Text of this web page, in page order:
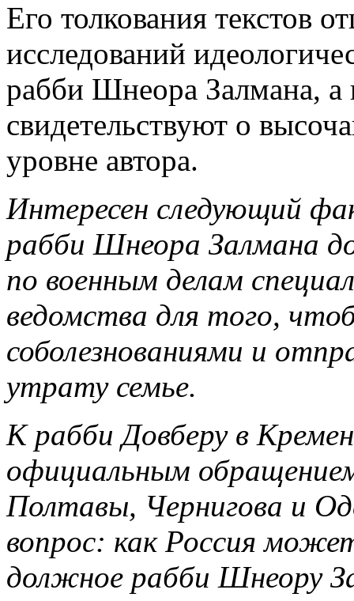
Его толкования текстов
исследований
рабби Шнеора Залмана, а
свидетельствуют о
уровне автора.
Интересен следующий
рабби Шнеора Залмана
по военным делам
ведомства для того,
соболезнованиями и
утрату семье.
К рабби Довберу в
официальным
Полтавы, Чернигова и
вопрос: как Россия
должное рабби Шнеору